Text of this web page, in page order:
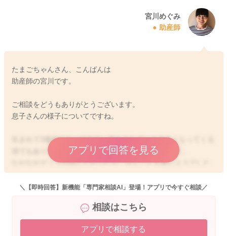
宮川めぐみ
助産師
たまごちゃんさん、こんばんは
助産師の宮川です。
ご相談をどうもありがとうございます。
息子さんの様子についてですね。
生まれて3週目になってきて、体もまたグッと大きくなってくる
頃でもあり、よく泣くようにもなっていると思います。
なかなかゲップが出にくかったり、泣くことも多いようでした
ら、その分お腹に空気が溜まっていることもあると思います。
はないかと思いました。
吐き戻しが頻繁にみられるのも空気が溜まっていることやうん
ちの出る回数が一回であることもあるのかなと思いました。
アプリで回答を見る
＼【即時回答】新機能「専門家相談AI」登場！アプリで今すぐ相談／
相談はこちら
アプリで相談する